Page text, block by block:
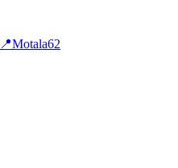
📍Motala62